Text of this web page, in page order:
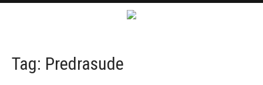
Tag: Predrasude